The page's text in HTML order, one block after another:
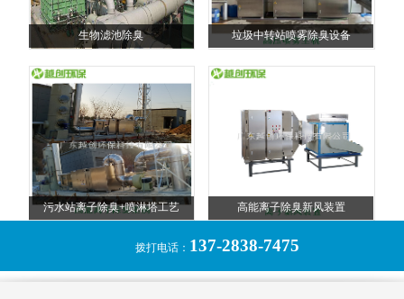
生物滤池除臭 垃圾中转站喷雾除臭设备
污水站离子除臭+喷淋塔工艺 高能离子除臭新风装置
拨打电话： 137-2838-7475